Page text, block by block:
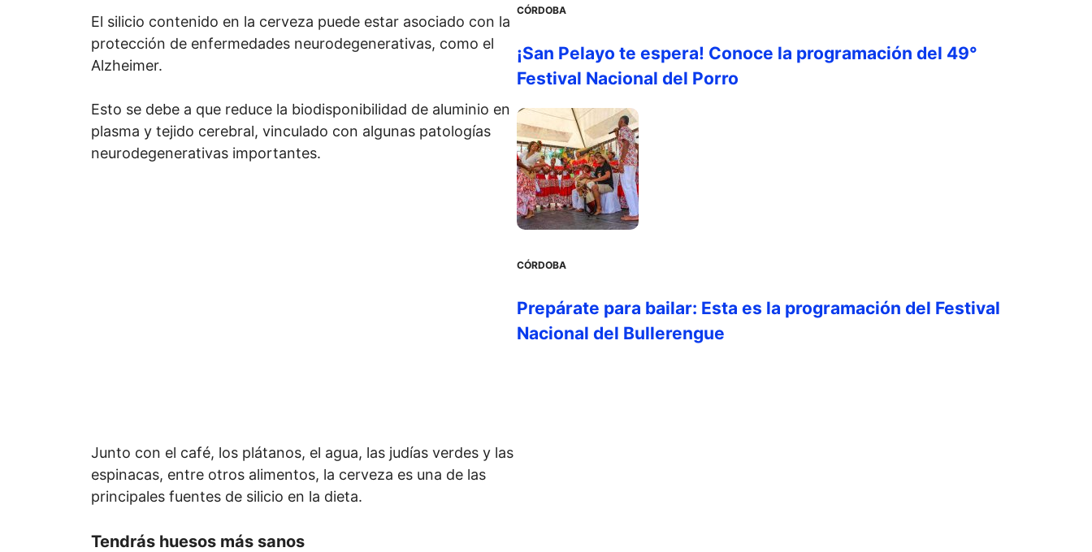
El silicio contenido en la cerveza puede estar asociado con la
protección de enfermedades neurodegenerativas, como el
Alzheimer.
Esto se debe a que reduce la biodisponibilidad de aluminio en
plasma y tejido cerebral, vinculado con algunas patologías
neurodegenerativas importantes.
Junto con el café, los plátanos, el agua, las judías verdes y las
espinacas, entre otros alimentos, la cerveza es una de las
principales fuentes de silicio en la dieta.
Tendrás huesos más sanos
CÓRDOBA
¡San Pelayo te espera! Conoce la programación del 49°
Festival Nacional del Porro
CÓRDOBA
Prepárate para bailar: Esta es la programación del Festival
Nacional del Bullerengue